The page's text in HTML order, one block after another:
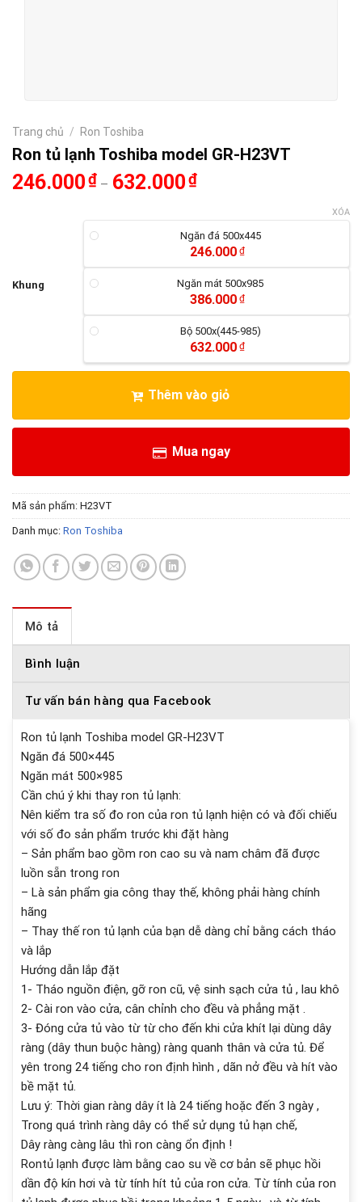
Trang chủ / Ron Toshiba
Ron tủ lạnh Toshiba model GR-H23VT
246.000₫ – 632.000₫
Khung
Ngăn đá 500x445
246.000 ₫
Ngăn mát 500x985
386.000 ₫
Bộ 500x(445-985)
632.000 ₫
XÓA
Thêm vào giỏ
Mua ngay
Mã sản phẩm: H23VT
Danh mục: Ron Toshiba
Mô tả
Bình luận
Tư vấn bán hàng qua Facebook
Ron tủ lạnh Toshiba model GR-H23VT
Ngăn đá 500×445
Ngăn mát 500×985
Cần chú ý khi thay ron tủ lạnh:
Nên kiểm tra số đo ron của ron tủ lạnh hiện có và đối chiếu
với số đo sản phẩm trước khi đặt hàng
– Sản phẩm bao gồm ron cao su và nam châm đã được
luồn sẵn trong ron
– Là sản phẩm gia công thay thế, không phải hàng chính
hãng
– Thay thế ron tủ lạnh của bạn dễ dàng chỉ bằng cách tháo
và lắp
Hướng dẫn lắp đặt
1- Tháo nguồn điện, gỡ ron cũ, vệ sinh sạch cửa tủ , lau khô
2- Cài ron vào cửa, cân chỉnh cho đều và phẳng mặt .
3- Đóng cửa tủ vào từ từ cho đến khi cửa khít lại dùng dây
ràng (dây thun buộc hàng) ràng quanh thân và cửa tủ. Để
yên trong 24 tiếng cho ron định hình , dãn nở đều và hít vào
bề mặt tủ.
Lưu ý: Thời gian ràng dây ít là 24 tiếng hoặc đến 3 ngày ,
Trong quá trình ràng dây có thể sử dụng tủ hạn chế,
Dây ràng càng lâu thì ron càng ổn định !
Rontủ lạnh được làm bằng cao su về cơ bản sẽ phục hồi
dần độ kín hơi và từ tính hít tủ của ron cửa. Từ tính của ron